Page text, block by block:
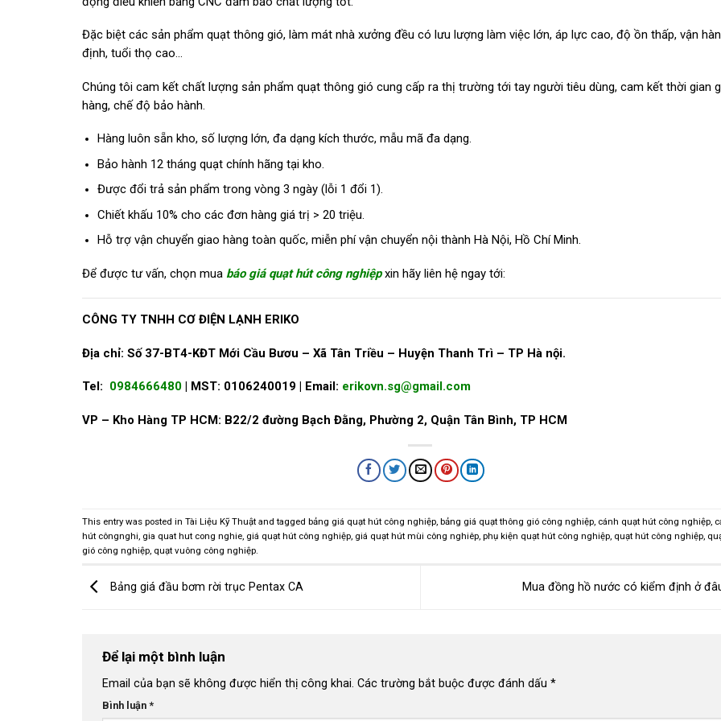
Đặc biệt các sản phẩm quạt thông gió, làm mát nhà xưởng đều có lưu lượng làm việc lớn, áp lực cao, độ ồn thấp, vận
định, tuổi thọ cao…
Chúng tôi cam kết chất lượng sản phẩm quạt thông gió cung cấp ra thị trường tới tay người tiêu dùng, cam kết thời gian
hàng, chế độ bảo hành.
Hàng luôn sẵn kho, số lượng lớn, đa dạng kích thước, mẫu mã đa dạng.
Bảo hành 12 tháng quạt chính hãng tại kho.
Được đổi trả sản phẩm trong vòng 3 ngày (lỗi 1 đổi 1).
Chiết khấu 10% cho các đơn hàng giá trị > 20 triệu.
Hỗ trợ vận chuyển giao hàng toàn quốc, miễn phí vận chuyển nội thành Hà Nội, Hồ Chí Minh.
Để được tư vấn, chọn mua báo giá quạt hút công nghiệpxin hãy liên hệ ngay tới:
CÔNG TY TNHH CƠ ĐIỆN LẠNH ERIKO
Địa chỉ: Số 37-BT4-KĐT Mới Cầu Bươu – Xã Tân Triều – Huyện Thanh Trì – TP Hà nội.
Tel: 0984666480 | MST: 0106240019 | Email: erikovn.sg@gmail.com
VP – Kho Hàng TP HCM: B22/2 đường Bạch Đằng, Phường 2, Quận Tân Bình, TP HCM
This entry was posted in Tài Liệu Kỹ Thuật and tagged bảng giá quạt hút công nghiệp bảng giá quạt thông gió công nghiệp cánh quạt hút công nghiệp
hút côngnghi gia quat hut cong nghie giá quạt hút công nghiệp giá quạt hút mùi công nghiêp phụ kiện quạt hút công nghiệp quạt hút công nghiệp
gió công nghiệp quạt vuông công nghiệp
Bảng giá đầu bơm rời trục Pentax CA Mua đồng hồ nước có kiểm định ở
Để lại một bình luận
Email của bạn sẽ không được hiển thị công khai. Các trường bắt buộc được đánh dấu *
Bình luận *